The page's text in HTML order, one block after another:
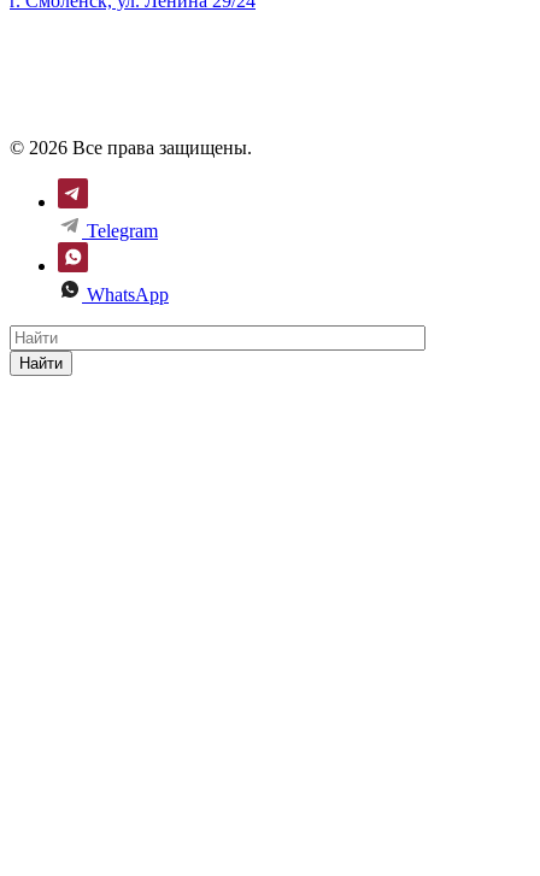
© 2026 Все права защищены.
Telegram
WhatsApp
Найти